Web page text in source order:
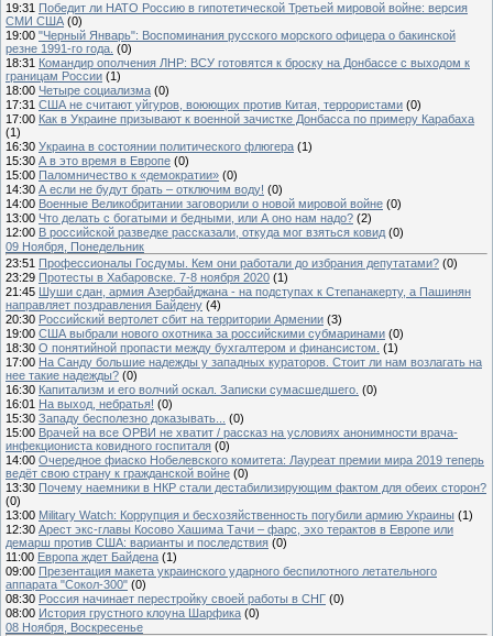
19:31 Победит ли НАТО Россию в гипотетической Третьей мировой войне: версия
СМИ США (0)
19:00 "Черный Январь": Воспоминания русского морского офицера о бакинской
резне 1991-го года. (0)
18:31 Командир ополчения ЛНР: ВСУ готовятся к броску на Донбассе с выходом к
границам России (1)
18:00 Четыре социализма (0)
17:31 США не считают уйгуров, воюющих против Китая, террористами (0)
17:00 Как в Украине призывают к военной зачистке Донбасса по примеру Карабаха
(1)
16:30 Украина в состоянии политического флюгера (1)
15:30 А в это время в Европе (0)
15:00 Паломничество к «демократии» (0)
14:30 А если не будут брать – отключим воду! (0)
14:00 Военные Великобритании заговорили о новой мировой войне (0)
13:00 Что делать с богатыми и бедными, или А оно нам надо? (2)
12:00 В российской разведке рассказали, откуда мог взяться ковид (0)
09 Ноября, Понедельник
23:51 Профессионалы Госдумы. Кем они работали до избрания депутатами? (0)
23:29 Протесты в Хабаровске. 7-8 ноября 2020 (1)
21:45 Шуши сдан, армия Азербайджана - на подступах к Степанакерту, а Пашинян
направляет поздравления Байдену (4)
20:30 Российский вертолет сбит на территории Армении (3)
19:00 США выбрали нового охотника за российскими субмаринами (0)
18:30 О понятийной пропасти между бухгалтером и финансистом. (1)
17:00 На Санду большие надежды у западных кураторов. Стоит ли нам возлагать на
нее такие надежды? (0)
16:30 Капитализм и его волчий оскал. Записки сумасшедшего. (0)
16:01 На выход, небратья! (0)
15:30 Западу бесполезно доказывать...
(0)
15:00 Врачей на все ОРВИ не хватит / рассказ на условиях анонимности врача-
инфекциониста ковидного госпиталя (0)
14:00 Очередное фиаско Нобелевского комитета: Лауреат премии мира 2019 теперь
ведёт свою страну к гражданской войне (0)
13:30 Почему наемники в НКР стали дестабилизирующим фактом для обеих сторон?
(0)
13:00 Military Watch: Коррупция и бесхозяйственность погубили армию Украины (1)
12:30 Арест экс-главы Косово Хашима Тачи – фарс, эхо терактов в Европе или
демарш против США: варианты и последствия (0)
11:00 Европа ждет Байдена (1)
09:00 Презентация макета украинского ударного беспилотного летательного
аппарата "Сокол-300" (0)
08:30 Россия начинает перестройку своей работы в СНГ (0)
08:00 История грустного клоуна Шарфика (0)
08 Ноября, Воскресенье